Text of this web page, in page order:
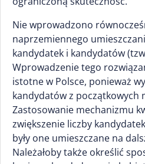
Nie wprowadzono
naprzemiennego
kandydatek i kandydatów
Wprowadzenie tego
istotne w Polsce, ponieważ
kandydatów z początkowych
Zastosowanie mechanizmu
zwiększenie liczby
były one umieszczane na
Należałoby także określić